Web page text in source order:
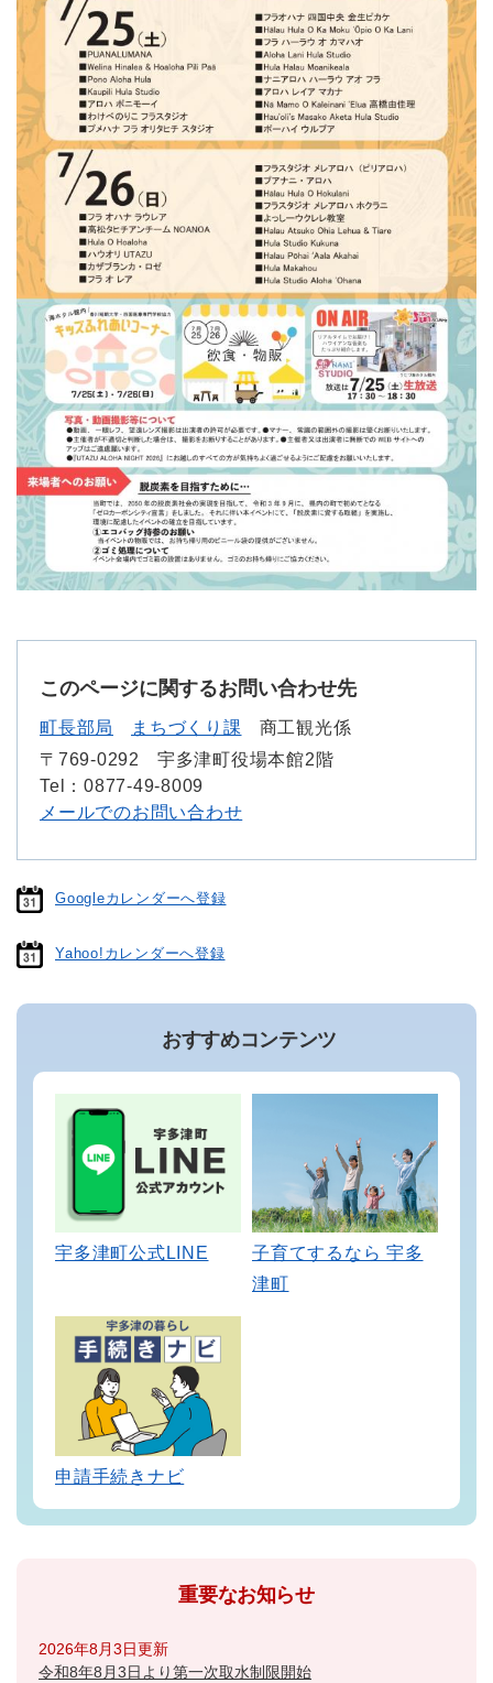
このページに関するお問い合わせ先
町長部局 まちづくり課
商工観光係
〒769-0292
宇多津町役場本館2階
Tel：0877-49-8009
メールでのお問い合わせ
Googleカレンダーへ登録
Yahoo!カレンダーへ登録
おすすめコンテンツ
宇多津町公式LINE
子育てするなら 宇多
津町
申請手続きナビ
重要なお知らせ
2026年8月3日更新
令和8年8月3日より第一次取水制限開始